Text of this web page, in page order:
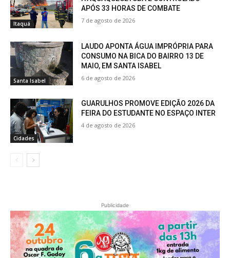
Itaquá
APÓS 33 HORAS DE COMBATE
7 de agosto de 2026
Santa Isabel
LAUDO APONTA ÁGUA IMPRÓPRIA PARA
CONSUMO NA BICA DO BAIRRO 13 DE
MAIO, EM SANTA ISABEL
6 de agosto de 2026
Cidades
GUARULHOS PROMOVE EDIÇÃO 2026 DA
FEIRA DO ESTUDANTE NO ESPAÇO INTER
4 de agosto de 2026
Publicidade